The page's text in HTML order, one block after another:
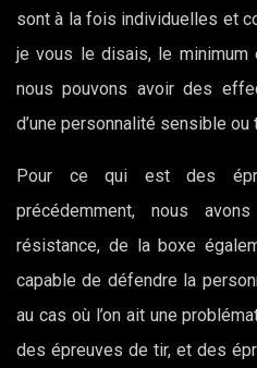
sont à la fois individuelles et
je vous le disais, le
nous pouvons avoir des
d’une personnalité sensible
Pour ce qui est des
précédemment, nous
résistance, de la boxe
capable de défendre la
au cas où l’on ait une
des épreuves de tir, et des